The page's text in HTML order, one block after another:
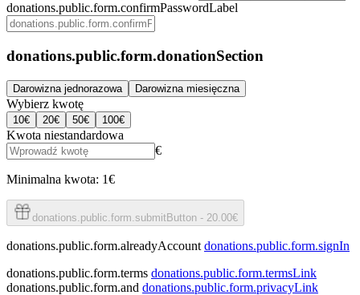
donations.public.form.confirmPasswordLabel
donations.public.form.donationSection
Darowizna jednorazowa Darowizna miesięczna
Wybierz kwotę
10€ 20€ 50€ 100€
Kwota niestandardowa
€
Minimalna kwota: 1€
donations.public.form.submitButton - 20.00€
donations.public.form.alreadyAccount donations.public.form.signIn
donations.public.form.terms donations.public.form.termsLink
donations.public.form.and donations.public.form.privacyLink